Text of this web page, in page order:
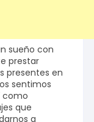
sueño con
prestar
presentes en
sentimos
como
que
a